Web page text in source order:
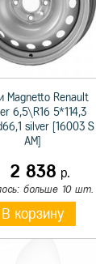
Magnetto Renault
6,5\R16 5*114,3
silver [16003 S
AM]
2 838 р.
больше 10 шт.
В корзину